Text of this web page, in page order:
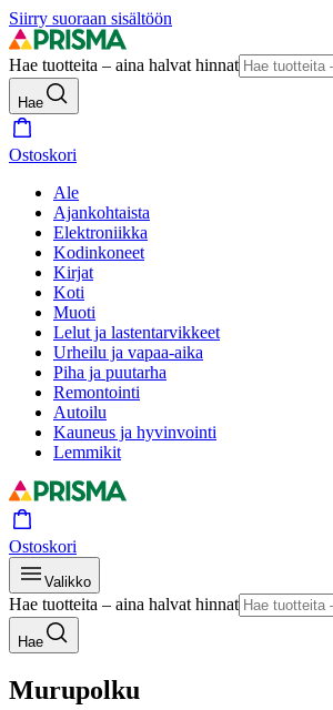
Siirry suoraan sisältöön
Hae tuotteita – aina halvat hinnat
Hae
Ostoskori
Ale
Ajankohtaista
Elektroniikka
Kodinkoneet
Kirjat
Koti
Muoti
Lelut ja lastentarvikkeet
Urheilu ja vapaa-aika
Piha ja puutarha
Remontointi
Autoilu
Kauneus ja hyvinvointi
Lemmikit
Ostoskori
Valikko
Hae tuotteita – aina halvat hinnat
Hae
Murupolku